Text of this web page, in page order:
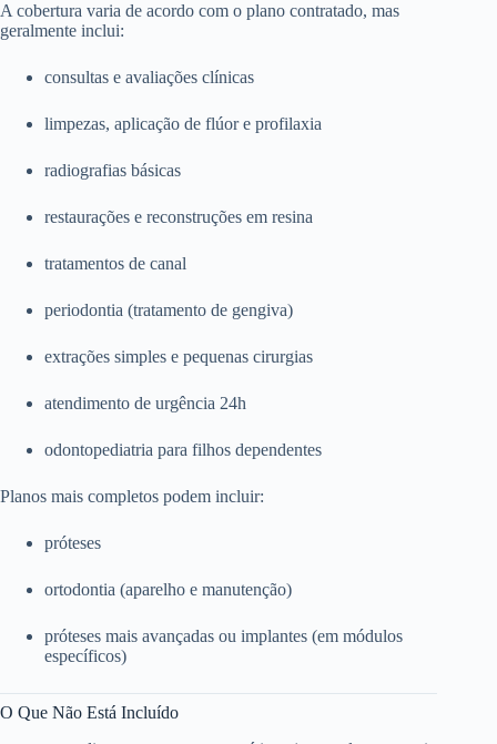
A cobertura varia de acordo com o plano contratado, mas
geralmente inclui:
consultas e avaliações clínicas
limpezas, aplicação de flúor e profilaxia
radiografias básicas
restaurações e reconstruções em resina
tratamentos de canal
periodontia (tratamento de gengiva)
extrações simples e pequenas cirurgias
atendimento de urgência 24h
odontopediatria para filhos dependentes
Planos mais completos podem incluir:
próteses
ortodontia (aparelho e manutenção)
próteses mais avançadas ou implantes (em módulos
específicos)
O Que Não Está Incluído